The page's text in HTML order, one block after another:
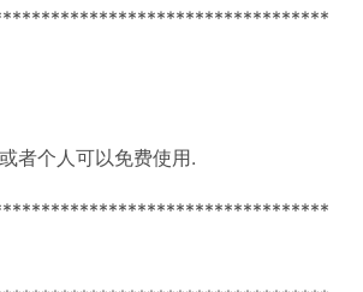
者个人可以免费使用.